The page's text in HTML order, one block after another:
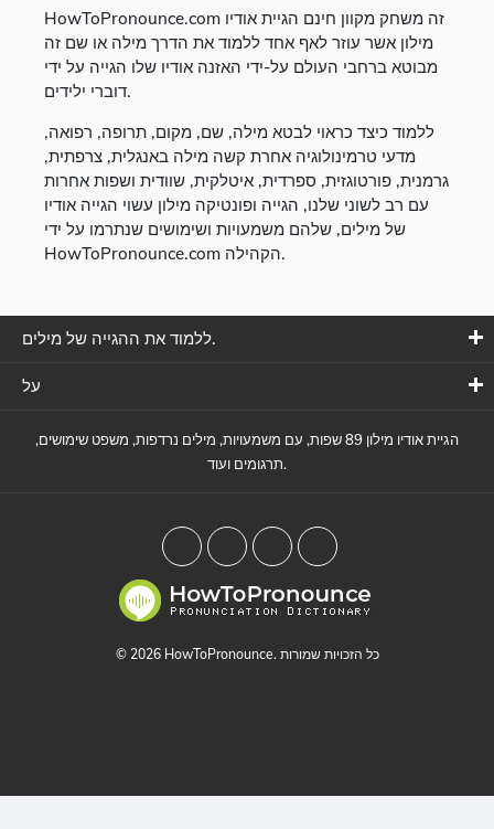
HowToPronounce.com זה משחק מקוון חינם הגיית אודיו
מילון אשר עוזר לאף אחד ללמוד את הדרך מילה או שם זה
מבוטא ברחבי העולם על-ידי האזנה אודיו שלו הגייה על ידי
דוברי ילידים.
ללמוד כיצד כראוי לבטא מילה, שם, מקום, תרופה, רפואה,
מדעי טרמינולוגיה אחרת קשה מילה באנגלית, צרפתית,
גרמנית, פורטוגזית, ספרדית, איטלקית, שוודית ושפות אחרות
עם רב לשוני שלנו, הגייה ופונטיקה מילון עשוי הגייה אודיו
של מילים, שלהם משמעויות ושימושים שנתרמו על ידי
HowToPronounce.com הקהילה.
ללמוד את ההגייה של מילים.
על
הגיית אודיו מילון 89 שפות, עם משמעויות, מילים נרדפות, משפט שימושים,
תרגומים ועוד.
© 2026 HowToPronounce. כל הזכויות שמורות